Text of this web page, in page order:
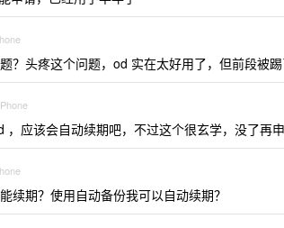
？头疼这个问题，od 实在太好用了，但前段被
，应该会自动续期吧，不过这个很玄学，没了再
续期？使用自动备份我可以自动续期？